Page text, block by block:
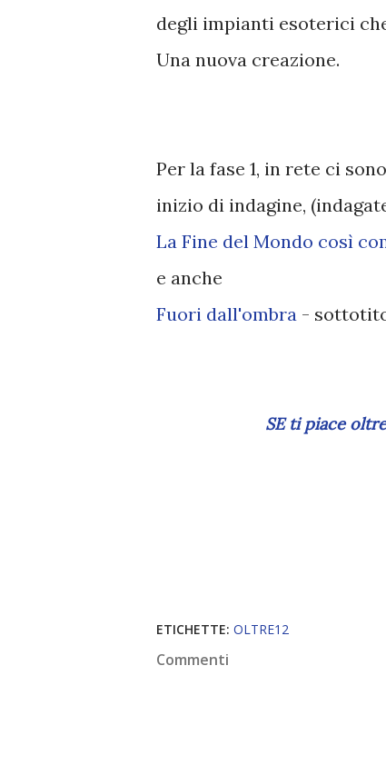
degli impianti esoterici
Una nuova creazione.
Per la fase 1, in rete ci
inizio di indagine,
La Fine del Mondo così
e anche
Fuori dall'ombra -
SE ti piace
ETICHETTE: OLTRE12
Commenti